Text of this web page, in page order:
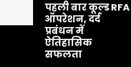
पहली बार कूल्ड RFA
ऑपरेशन, दर्द
प्रबंधन में
ऐतिहासिक
सफलता